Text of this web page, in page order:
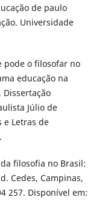
de paulo
Universidade
pode o filosofar no
educação na
Dissertação
Júlio de
e Letras de
filosofia no Brasil:
Cedes, Campinas,
257. Disponível em: